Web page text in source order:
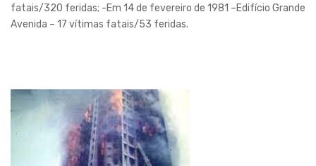
fatais/320 feridas; -Em 14 de fevereiro de 1981 –Edifício Grande
Avenida – 17 vítimas fatais/53 feridas.